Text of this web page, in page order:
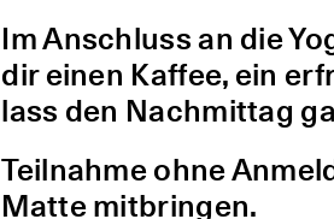
Im Anschluss an die
dir einen Kaffee, ein
lass den Nachmittag
Teilnahme ohne
Matte mitbringen.